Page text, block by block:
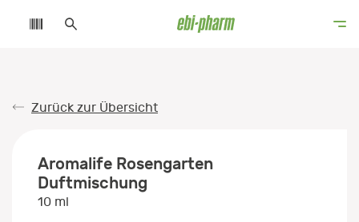
Zurück zur Übersicht
Aromalife Rosengarten
Duftmischung
10 ml